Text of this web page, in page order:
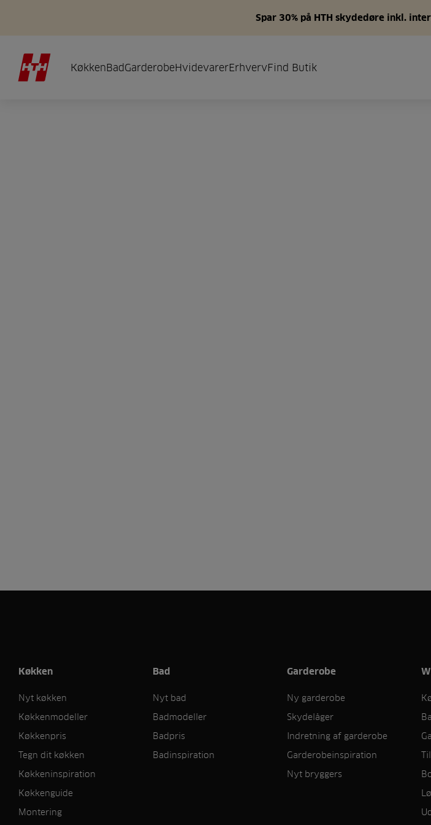
Spar 30% på HTH skydedøre inkl.
KøkkenBadGarderobeHvidevarerErhvervFind Butik
Køkken
Nyt køkken
Køkkenmodeller
Køkkenpris
Tegn dit køkken
Køkkeninspiration
Køkkenguide
Montering
Bad
Nyt bad
Badmodeller
Badpris
Badinspiration
Garderobe
Ny garderobe
Skydelåger
Indretning af garderobe
Garderobeinspiration
Nyt bryggers